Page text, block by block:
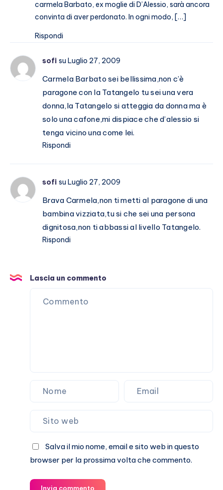
carmela Barbato, ex moglie di D’Alessio, sarà ancora
convinta di aver perdonato. In ogni modo, […]
Rispondi
sofi su Luglio 27, 2009
Carmela Barbato sei bellissima,non c’è
paragone con la Tatangelo tu sei una vera
donna,la Tatangelo si atteggia da donna ma è
solo una cafone,mi dispiace che d’alessio si
tenga vicino una come lei.
Rispondi
sofi su Luglio 27, 2009
Brava Carmela,non ti metti al paragone di una
bambina vizziata,tu si che sei una persona
dignitosa,non ti abbassi al livello Tatangelo.
Rispondi
Lascia un commento
Salva il mio nome, email e sito web in questo
browser per la prossima volta che commento.
Invia commento